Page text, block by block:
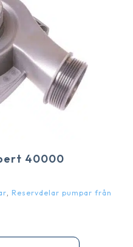
40000
, Reservdelar pumpar från